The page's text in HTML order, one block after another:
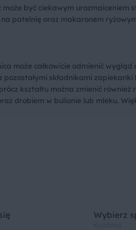
być ciekawym
patelnię oraz makaronem
może całkowicie odmienić
składnikami
kształtu można zmienić
w bulionie lub mleku.
Wybierz